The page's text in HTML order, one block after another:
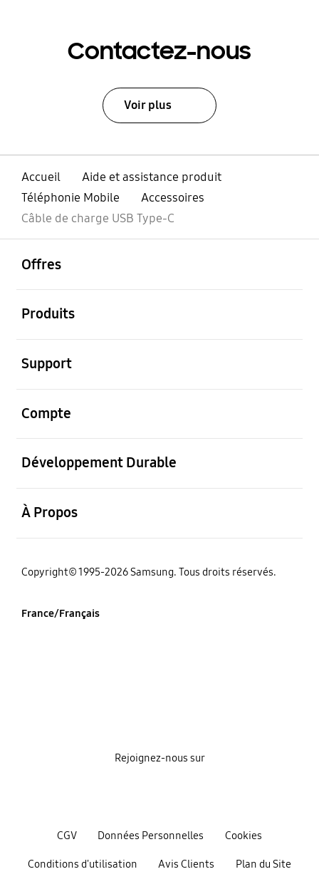
Contactez-nous
Voir plus
Accueil
Aide et assistance produit
Téléphonie Mobile
Accessoires
Câble de charge USB Type-C
Offres
Produits
Support
Compte
Développement Durable
À Propos
‌Copyright© 1995-2026 Samsung. Tous droits réservés.
France/Français
CGV Données Personnelles Cookies
Conditions d'utilisation Avis Clients Plan du Site
Rejoignez-nous sur